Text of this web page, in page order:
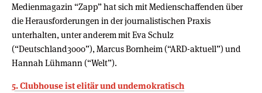
Medienmagazin “Zapp” hat sich mit Medienschaffenden über
die Herausforderungen in der journalistischen Praxis
unterhalten, unter anderem mit Eva Schulz
(“Deutschland3000”), Marcus Bornheim (“ARD-aktuell”) und
Hannah Lühmann (“Welt”).
5. Clubhouse ist elitär und undemokratisch